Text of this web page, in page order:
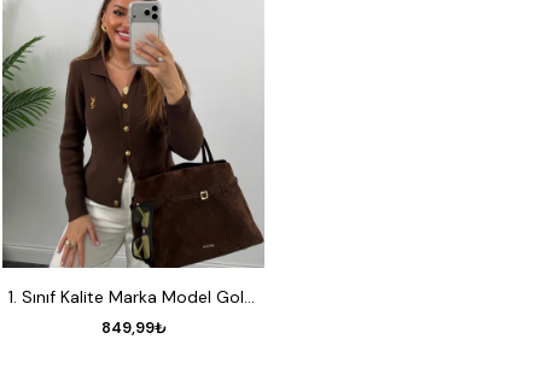
STANDART 1. Sınıf Kalite Marka Model Gold Nakışlı Hırka Kahverengi
849,99₺